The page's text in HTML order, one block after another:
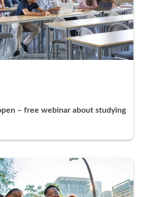
– free webinar about studying